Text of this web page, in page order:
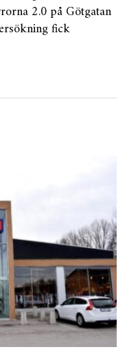
2.0 på Götgatan
fick